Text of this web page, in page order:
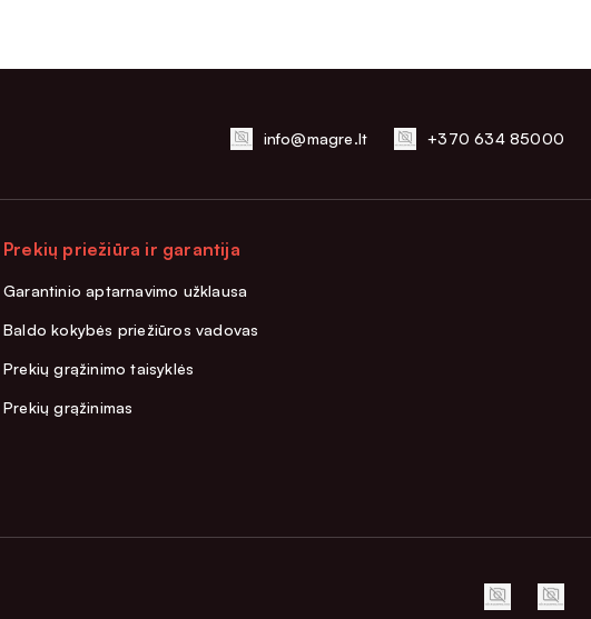
info@magre.lt +370 634 85000
Prekių priežiūra ir garantija
Garantinio aptarnavimo užklausa
Baldo kokybės priežiūros vadovas
Prekių grąžinimo taisyklės
Prekių grąžinimas